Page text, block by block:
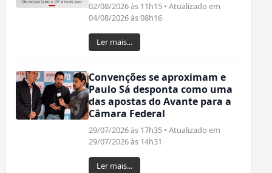
02/08/2026 às 11h15 • Atualizado em
04/08/2026 às 08h16
Ler mais...
Convenções se aproximam e
Paulo Sá desponta como uma
das apostas do Avante para a
Câmara Federal
29/07/2026 às 17h35 • Atualizado em
29/07/2026 às 14h31
Ler mais...